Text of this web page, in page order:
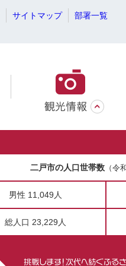
サイトマップ 部署一覧
二戸市の人口世帯数（令
男性 11,049人
総人口 23,229人